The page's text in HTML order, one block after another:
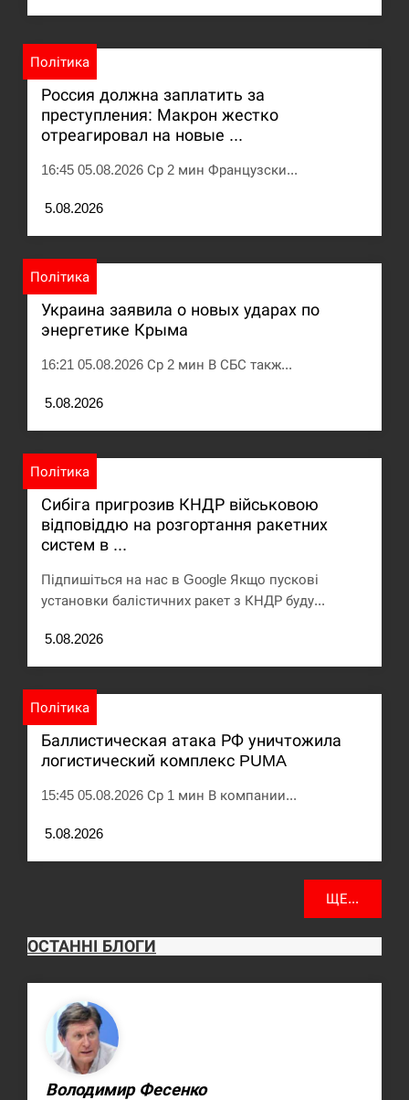
11:53
почта”: что известно об…
СЕРПЕНЬ
11:40
У зоопарку Токіо через спеку загинули три
Россияне ударили “Бардеролями” по Харькову,
есть пострадавшие
Політика
Россия должна заплатить за
преступления: Макрон жестко
отреагировал на новые ...
16:45 05.08.2026 Ср 2 мин Французски...
5.08.2026
Політика
Украина заявила о новых ударах по
энергетике Крыма
16:21 05.08.2026 Ср 2 мин В СБС такж...
5.08.2026
Політика
Сибіга пригрозив КНДР військовою
відповіддю на розгортання ракетних
систем в ...
Підпишіться на нас в Google Якщо пускові
установки балістичних ракет з КНДР буду...
5.08.2026
Політика
Баллистическая атака РФ уничтожила
логистический комплекс PUMA
15:45 05.08.2026 Ср 1 мин В компании...
5.08.2026
ЩЕ...
ОСТАННІ БЛОГИ
Володимир Фесенко